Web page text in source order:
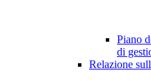
Piano
di
Relazione